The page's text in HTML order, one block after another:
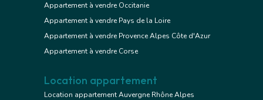
Appartement à vendre Occitanie
Appartement à vendre Pays de la Loire
Appartement à vendre Provence Alpes Côte d'Azur
Appartement à vendre Corse
Location appartement
Location appartement Auvergne Rhône Alpes